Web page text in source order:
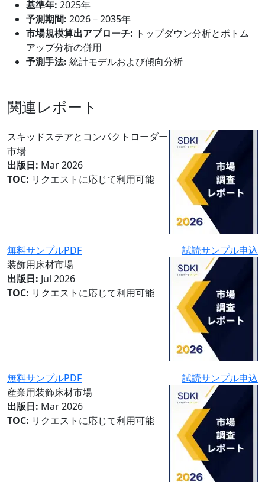
基準年: 2025年
予測期間: 2026－2035年
市場規模算出アプローチ: トップダウン分析とボトム
アップ分析の併用
予測手法: 統計モデルおよび傾向分析
関連レポート
スキッドステアとコンパクトローダー
市場
出版日: Mar 2026
TOC: リクエストに応じて利用可能
無料サンプルPDF
試読サンプル申込
装飾用床材市場
出版日: Jul 2026
TOC: リクエストに応じて利用可能
無料サンプルPDF
試読サンプル申込
産業用装飾床材市場
出版日: Mar 2026
TOC: リクエストに応じて利用可能